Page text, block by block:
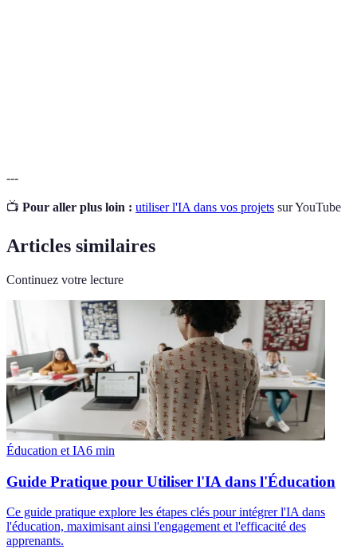
---
📺 Pour aller plus loin : utiliser l'IA dans vos projets sur YouTube
Articles similaires
Continuez votre lecture
Éducation et IA6 min
Guide Pratique pour Utiliser l'IA dans l'Éducation
Ce guide pratique explore les étapes clés pour intégrer l'IA dans
l'éducation, maximisant ainsi l'engagement et l'efficacité des
apprenants.